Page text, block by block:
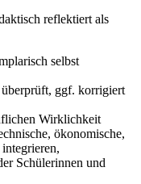
reflektiert als
selbst
ggf. korrigiert
Wirklichkeit
ökonomische,
Schülerinnen und